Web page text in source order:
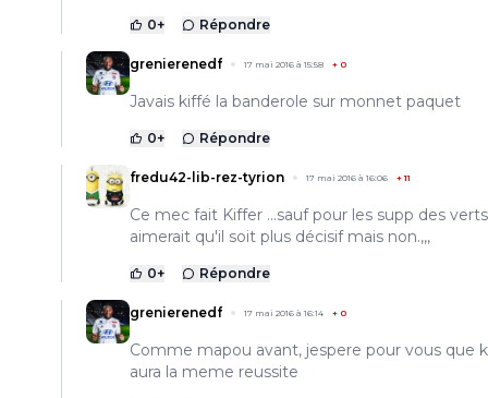
0+ Répondre
grenierenedf 17 mai 2016 à 15:58 + 0
Javais kiffé la banderole sur monnet paquet
0+ Répondre
fredu42-lib-rez-tyrion 17 mai 2016 à 16:06 +11
Ce mec fait Kiffer ...sauf pour les supp des
aimerait qu'il soit plus décisif mais non.,,,
0+ Répondre
grenierenedf 17 mai 2016 à 16:14 + 0
Comme mapou avant, jespere pour vous que
aura la meme reussite